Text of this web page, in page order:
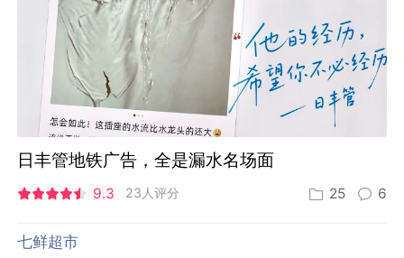
日丰管地铁广告，全是漏水名场面
9.3 23人评分 25 6
七鲜超市